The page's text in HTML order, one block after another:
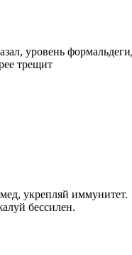
уровень
трещит
укрепляй иммунитет.
бессилен.